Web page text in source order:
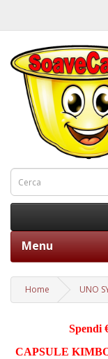
Menu
Home UNO
Spendi
CAPSULE